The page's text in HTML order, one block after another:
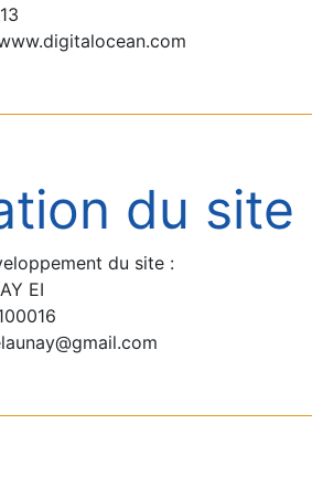
du site
du site :
EI